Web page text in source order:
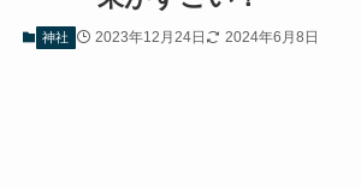
神社 2023年12月24日 2024年6月8日